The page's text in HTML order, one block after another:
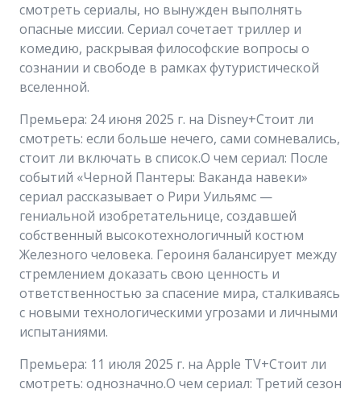
смотреть сериалы, но вынужден выполнять
опасные миссии. Сериал сочетает триллер и
комедию, раскрывая философские вопросы о
сознании и свободе в рамках футуристической
вселенной.
Премьера: 24 июня 2025 г. на Disney+Стоит ли
смотреть: если больше нечего, сами сомневались,
стоит ли включать в список.О чем сериал: После
событий «Черной Пантеры: Ваканда навеки»
сериал рассказывает о Рири Уильямс —
гениальной изобретательнице, создавшей
собственный высокотехнологичный костюм
Железного человека. Героиня балансирует между
стремлением доказать свою ценность и
ответственностью за спасение мира, сталкиваясь
с новыми технологическими угрозами и личными
испытаниями.
Премьера: 11 июля 2025 г. на Apple TV+Стоит ли
смотреть: однозначно.О чем сериал: Третий сезон